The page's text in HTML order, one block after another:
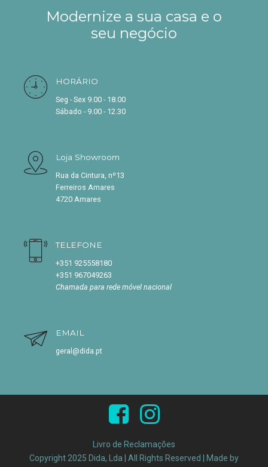
Modernize a sua casa e o
seu negócio
HORÁRIO
Seg - Sex 9.00 - 18.00
Sábado - 9.00 - 12.30
Loja Showroom
Rua da Cintura, nº13
Ferreiros Amares
4720 Amares
TELEFONE
+351 925558180
+351 967049263
Chamada para rede móvel nacional
EMAIL
geral@dida.pt
Livro de Reclamações
Copyright 2025 Dida, Lda | All Rights Reserved | Made by